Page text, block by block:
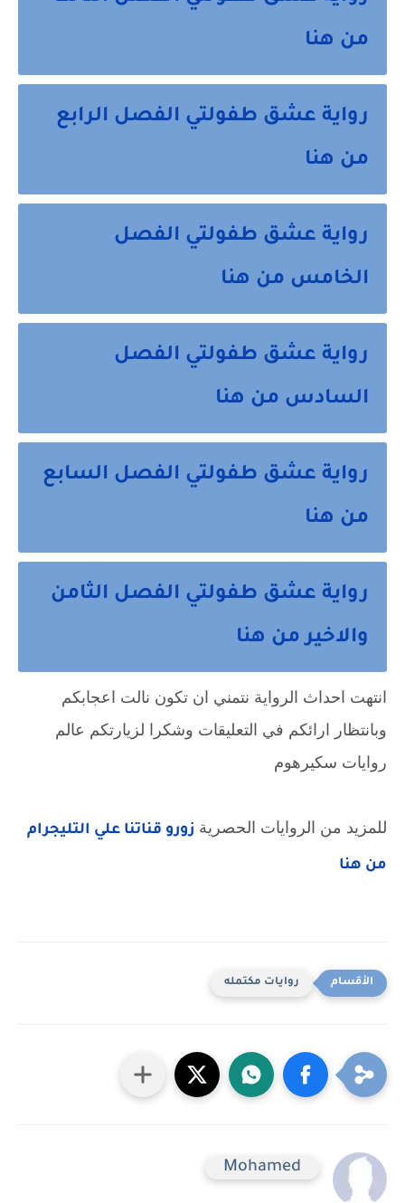
من هنا
رواية عشق طفولتي الفصل الرابع
من هنا
رواية عشق طفولتي الفصل
الخامس من هنا
رواية عشق طفولتي الفصل
السادس من هنا
رواية عشق طفولتي الفصل السابع
من هنا
رواية عشق طفولتي الفصل الثامن
والاخير من هنا
روايات سكيرهوم
للمزيد من الروايات الحصرية
من هنا
روايات مكتمله
Mohamed